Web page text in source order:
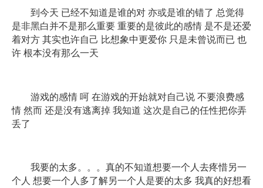
到今天 已经不知道是谁的对 亦或是谁的错了 总觉得
是非黑白并不是那么重要 重要的是彼此的感情 是不是还爱
着对方 其实也许自己 比想象中更爱你 只是未曾说而已 也
许 根本没有那么一天
游戏的感情 呵 在游戏的开始就对自己说 不要浪费感
情 然而 还是没有逃离掉 我知道 这次是自己的任性把你弄
丢了
我要的太多。。。真的不知道想要一个人去疼惜另一
个人 想要一个人多了解另一个人是要的太多 我真的好想看